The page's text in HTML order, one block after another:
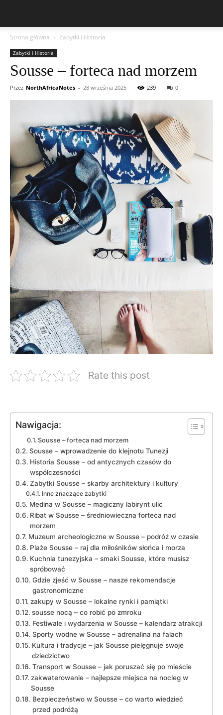
Strona główna Zabytki i Historia
Zabytki i Historia
Sousse – forteca nad morzem
Przez NorthAfricaNotes - 28 września 2025 239 0
Rate this post
Nawigacja:
Sousse – forteca nad morzem
Sousse‌ –⁢ wprowadzenie‍ do klejnotu Tunezji
Historia ‍Sousse – od antycznych czasów ⁤do
współczesności
Zabytki Sousse – skarby⁤ architektury‍ i kultury
Inne znaczące zabytki
Medina w⁣ Sousse – magiczny labirynt ulic
Ribat w Sousse⁢ – średniowieczna forteca nad
morzem
Muzeum archeologiczne w‍ Sousse – podróż w czasie
Plaże​ Sousse – ⁤raj dla miłośników słońca‌ i morza
Kuchnia tunezyjska – smaki Sousse, które musisz
spróbować
Gdzie zjeść​ w ⁤Sousse – nasze rekomendacje
gastronomiczne
zakupy w Sousse – lokalne rynki i pamiątki
sousse⁢ nocą – co robić po ⁤zmroku
Festiwale⁤ i wydarzenia w ⁣Sousse –⁤ kalendarz atrakcji
Sporty wodne w Sousse – adrenalina na falach
Kultura i tradycje – jak Sousse‌ pielęgnuje swoje ​
dziedzictwo
Transport w ‍Sousse – jak poruszać się po ⁤mieście
zakwaterowanie – najlepsze miejsca na nocleg w ​
Sousse
Bezpieczeństwo w Sousse⁢ – co warto wiedzieć
przed podróżą